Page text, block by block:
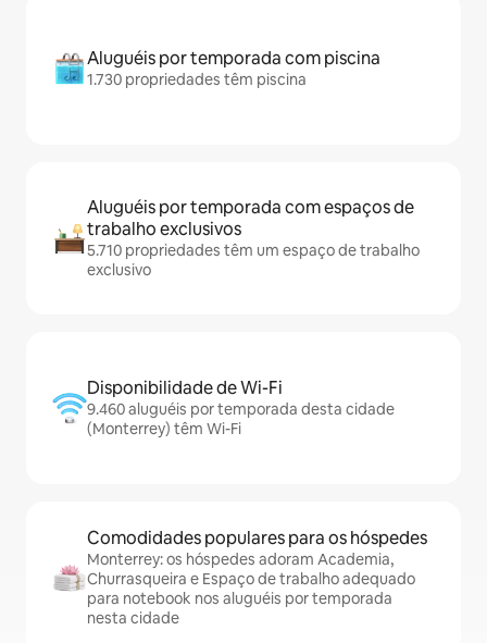
Aluguéis por temporada com piscina
1.730 propriedades têm piscina
Aluguéis por temporada com espaços de
trabalho exclusivos
5.710 propriedades têm um espaço de trabalho
exclusivo
Disponibilidade de Wi-Fi
9.460 aluguéis por temporada desta cidade
(Monterrey) têm Wi-Fi
Comodidades populares para os hóspedes
Monterrey: os hóspedes adoram Academia,
Churrasqueira e Espaço de trabalho adequado
para notebook nos aluguéis por temporada
nesta cidade